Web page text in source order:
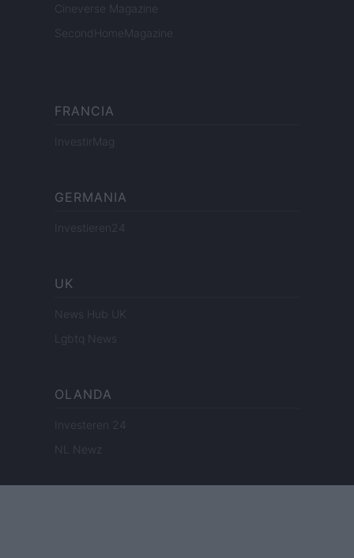
Cineverse Magazine
SecondHomeMagazine
FRANCIA
InvestirMag
GERMANIA
Investieren24
UK
News Hub UK
Lgbtq News
OLANDA
Investeren 24
NL Newz